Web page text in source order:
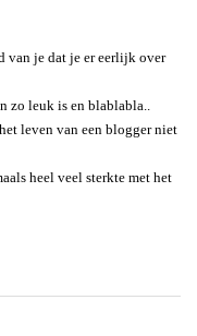
van je dat je er eerlijk over
zo leuk is en blablabla..
leven van een blogger niet
heel veel sterkte met het